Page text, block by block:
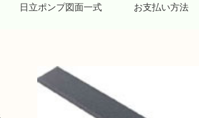
日立ポンプ図面一式 お支払い方法